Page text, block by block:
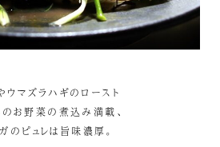
ウマズラハギのロースト
お野菜の煮込み満載、
のピュレは旨味濃厚。